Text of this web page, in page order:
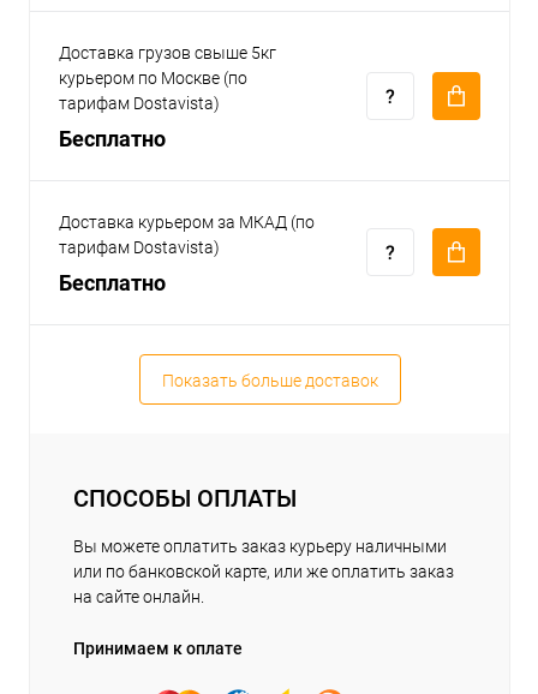
Доставка грузов свыше 5кг
курьером по Москве (по
тарифам Dostavista)
Бесплатно
Доставка курьером за МКАД (по
тарифам Dostavista)
Бесплатно
Показать больше доставок
СПОСОБЫ ОПЛАТЫ
Вы можете оплатить заказ курьеру наличными
или по банковской карте, или же оплатить заказ
на сайте онлайн.
Принимаем к оплате